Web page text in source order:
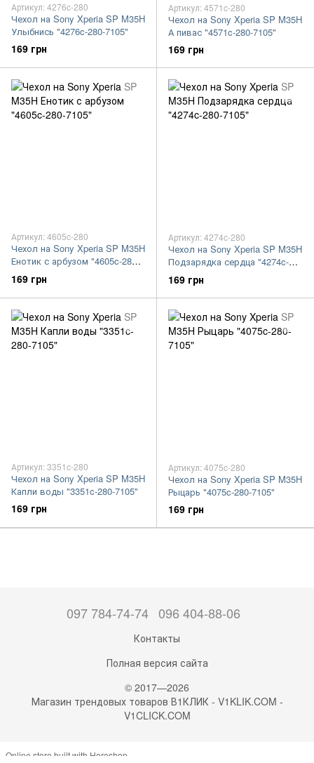
Артикул: 4276c-280
Чехол на Sony Xperia SP M35H
Улыбнись "4276c-280-7105"
169 грн
Артикул: 4571c-280
Чехол на Sony Xperia SP M35H
А пивас "4571c-280-7105"
169 грн
Артикул: 4605c-280
Чехол на Sony Xperia SP M35H
Енотик с арбузом "4605c-280-
7105"
169 грн
Артикул: 4274c-280
Чехол на Sony Xperia SP M35H
Подзарядка сердца "4274c-
280-7105"
169 грн
Артикул: 3351c-280
Чехол на Sony Xperia SP M35H
Капли воды "3351c-280-7105"
169 грн
Артикул: 4075c-280
Чехол на Sony Xperia SP M35H
Рыцарь "4075c-280-7105"
169 грн
097 784-74-74 096 404-88-06
Контакты
Полная версия сайта
© 2017—2026
Магазин трендовых товаров В1КЛИК - V1KLIK.COM -
V1CLICK.COM
Online store built with Horoshop